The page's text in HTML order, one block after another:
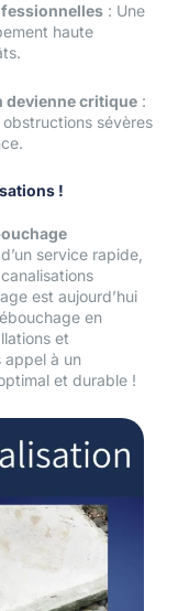
: Une
haute
devienne critique :
sévères
!
service rapide,
est aujourd’hui
en
et
appel à un
et durable !